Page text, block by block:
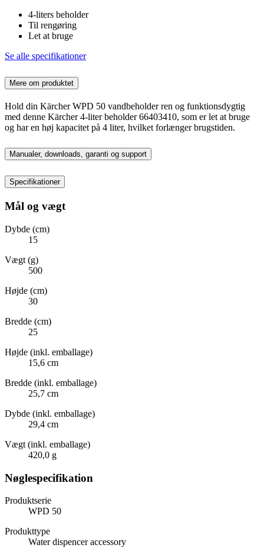
4-liters beholder
Til rengøring
Let at bruge
Se alle specifikationer
Mere om produktet
Hold din Kärcher WPD 50 vandbeholder ren og funktionsdygtig
med denne Kärcher 4-liter beholder 66403410, som er let at bruge
og har en høj kapacitet på 4 liter, hvilket forlænger brugstiden.
Manualer, downloads, garanti og support
Specifikationer
Mål og vægt
Dybde (cm)
15
Vægt (g)
500
Højde (cm)
30
Bredde (cm)
25
Højde (inkl. emballage)
15,6 cm
Bredde (inkl. emballage)
25,7 cm
Dybde (inkl. emballage)
29,4 cm
Vægt (inkl. emballage)
420,0 g
Nøglespecifikation
Produktserie
WPD 50
Produkttype
Water dispencer accessory